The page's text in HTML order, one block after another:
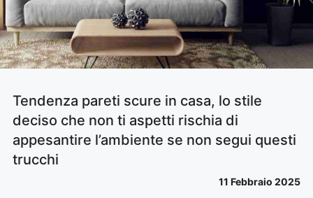
Tendenza pareti scure in casa, lo stile
deciso che non ti aspetti rischia di
appesantire l’ambiente se non segui questi
trucchi
11 Febbraio 2025